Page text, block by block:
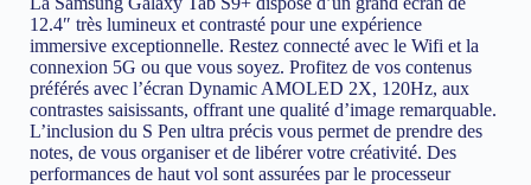
12,500 Dhs.
12,300 Dhs.
12.4″ très lumineux et contrasté pour une expérience
immersive exceptionnelle. Restez connecté avec le Wifi et la
connexion 5G ou que vous soyez. Profitez de vos contenus
préférés avec l’écran Dynamic AMOLED 2X, 120Hz, aux
contrastes saisissants, offrant une qualité d’image remarquable.
L’inclusion du S Pen ultra précis vous permet de prendre des
notes, de vous organiser et de libérer votre créativité. Des
performances de haut vol sont assurées par le processeur